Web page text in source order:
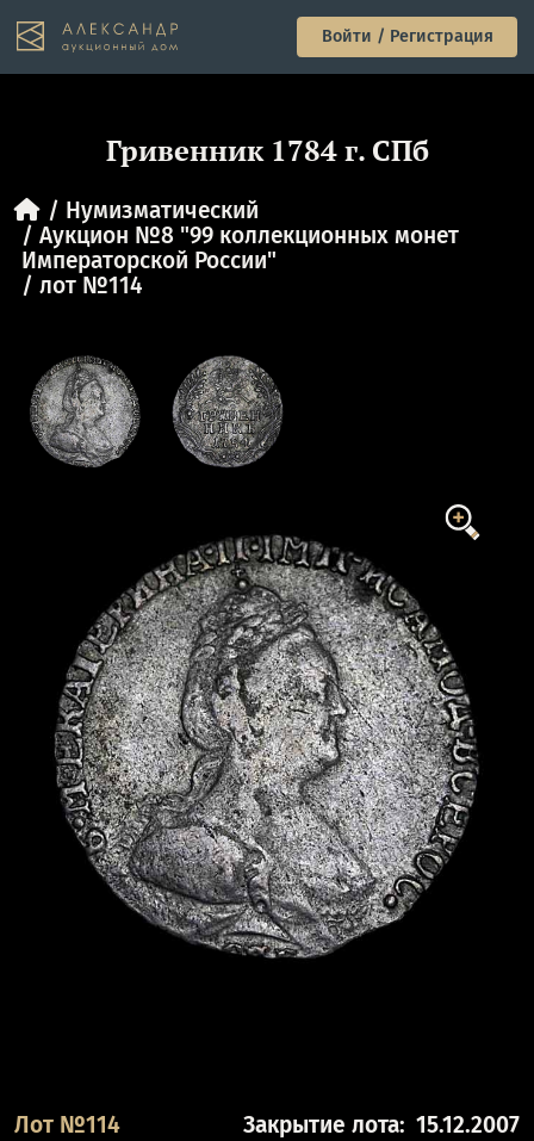
Войти / Регистрация
Гривенник 1784 г. СПб
Нумизматический
Аукцион №8 "99 коллекционных монет
Императорской России"
лот №114
Лот №114 Закрытие лота: 15.12.2007